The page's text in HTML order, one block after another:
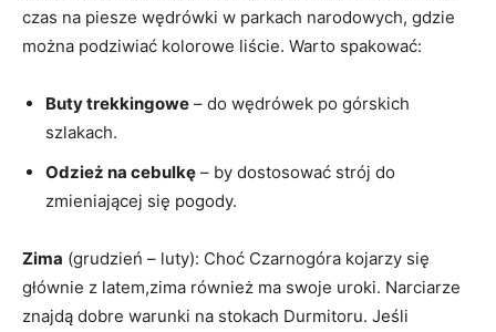
czas na piesze wędrówki w ‌parkach narodowych, gdzie
można podziwiać‍ kolorowe liście. Warto spakować:
Buty trekkingowe – do‍ wędrówek ‌po górskich
szlakach.
Odzież na cebulkę – by dostosować​ strój do
zmieniającej się pogody.
Zima (grudzień – luty): Choć ‌Czarnogóra ⁢kojarzy się
głównie z latem,zima również ma swoje uroki. Narciarze
znajdą dobre warunki ‍na ⁢stokach Durmitoru. Jeśli